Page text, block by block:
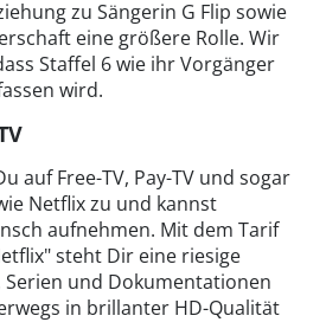
zu Sängerin G Flip sowie
eine größere Rolle. Wir
Staffel 6 wie ihr Vorgänger
wird.
auf Free-TV, Pay-TV und sogar
Netflix zu und kannst
aufnehmen. Mit dem Tarif
steht Dir eine riesige
Serien und Dokumentationen
in brillanter HD-Qualität